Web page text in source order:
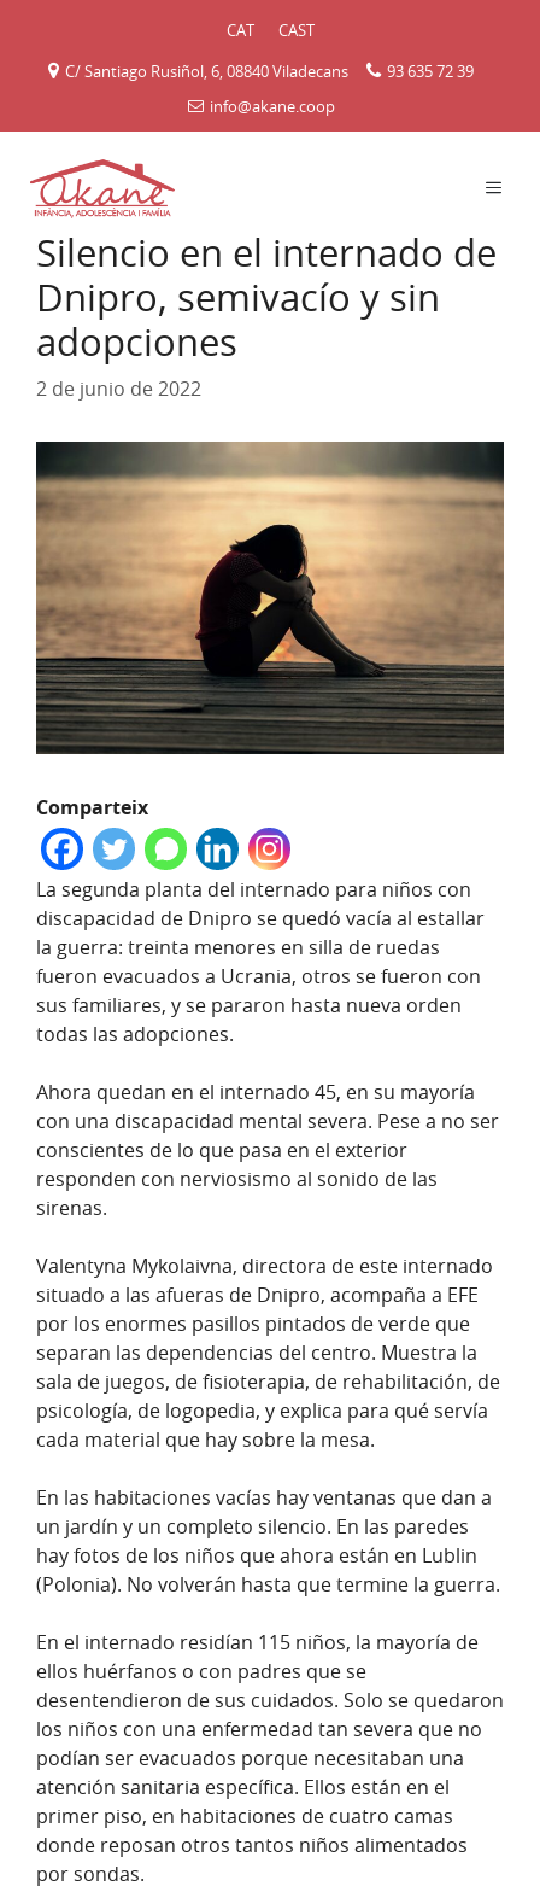
contenidoC/ Santiago Rusiñol, 6, 08840 Viladecans
93 635 72 39
info@akane.coop
CAT CAST
Silencio en el internado de
Dnipro, semivacío y sin
adopciones
2 de junio de 2022
Comparteix
La segunda planta del internado para niños con
discapacidad de Dnipro se quedó vacía al estallar
la guerra: treinta menores en silla de ruedas
fueron evacuados a Ucrania, otros se fueron con
sus familiares, y se pararon hasta nueva orden
todas las adopciones.
Ahora quedan en el internado 45, en su mayoría
con una discapacidad mental severa. Pese a no ser
conscientes de lo que pasa en el exterior
responden con nerviosismo al sonido de las
sirenas.
Valentyna Mykolaivna, directora de este internado
situado a las afueras de Dnipro, acompaña a EFE
por los enormes pasillos pintados de verde que
separan las dependencias del centro. Muestra la
sala de juegos, de fisioterapia, de rehabilitación, de
psicología, de logopedia, y explica para qué servía
cada material que hay sobre la mesa.
En las habitaciones vacías hay ventanas que dan a
un jardín y un completo silencio. En las paredes
hay fotos de los niños que ahora están en Lublin
(Polonia). No volverán hasta que termine la guerra.
En el internado residían 115 niños, la mayoría de
ellos huérfanos o con padres que se
desentendieron de sus cuidados. Solo se quedaron
los niños con una enfermedad tan severa que no
podían ser evacuados porque necesitaban una
atención sanitaria específica. Ellos están en el
primer piso, en habitaciones de cuatro camas
donde reposan otros tantos niños alimentados
por sondas.